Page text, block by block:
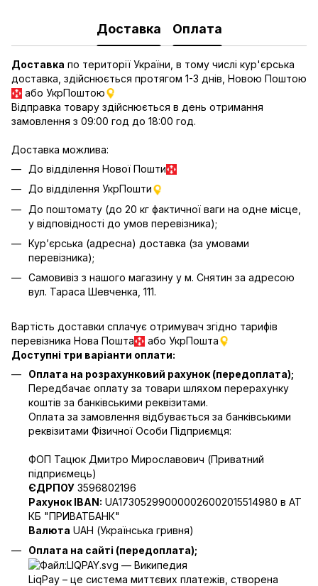
Доставка Оплата
Доставка по території України, в тому числі кур'єрська
доставка, здійснюється протягом 1-3 днів, Новою Поштою
або УкрПоштою
Відправка товару здійснюється в день отримання
замовлення з 09:00 год до 18:00 год.
Доставка можлива:
До відділення Нової Пошти
До відділення УкрПошти
До поштомату (до 20 кг фактичної ваги на одне місце,
у відповідності до умов перевізника);
Кур’єрська (адресна) доставка (за умовами
перевізника);
Самовивіз з нашого магазину у м. Снятин за адресою
вул. Тараса Шевченка, 111.
Вартість доставки сплачує отримувач згідно тарифів
перевізника Нова Пошта
або УкрПошта
Доступні три варіанти оплати:
Оплата на розрахунковий рахунок (передоплата);
Передбачає оплату за товари шляхом перерахунку
коштів за банківськими реквізитами.
Оплата за замовлення відбувається за банківськими
реквізитами Фізичної Особи Підприємця:
ФОП Тацюк Дмитро Мирославович (Приватний
пiдприємець)
ЄДРПОУ 3596802196
Рахунок IBAN: UA173052990000026002015514980 в АТ
КБ "ПРИВАТБАНК"
Валюта UAH (Українська гривня)
Оплата на сайті (передоплата);
LiqPay – це система миттєвих платежів, створена